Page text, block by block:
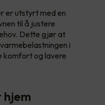
er utstyrt med en
til å justere
Dette gjør at
i
komfort og lavere